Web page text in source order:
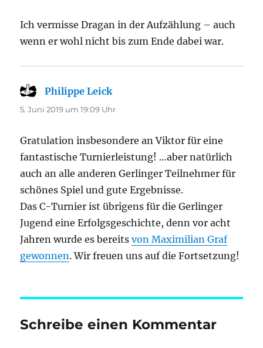
Ich vermisse Dragan in der Aufzählung – auch
wenn er wohl nicht bis zum Ende dabei war.
Philippe Leicksagt:
5. Juni 2019 um 19:09 Uhr
Gratulation insbesondere an Viktor für eine
fantastische Turnierleistung! …aber natürlich
auch an alle anderen Gerlinger Teilnehmer für
schönes Spiel und gute Ergebnisse.
Das C-Turnier ist übrigens für die Gerlinger
Jugend eine Erfolgsgeschichte, denn vor acht
Jahren wurde es bereitsvon Maximilian Graf
gewonnen. Wir freuen uns auf die Fortsetzung!
Schreibe einen Kommentar